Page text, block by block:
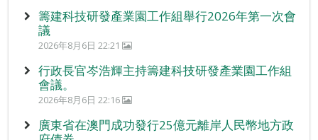
籌建科技研發產業園工作組舉行2026年第一次會
議
2026年8月6日 22:21
行政長官岑浩輝主持籌建科技研發產業園工作組
會議。
2026年8月6日 22:16
廣東省在澳門成功發行25億元離岸人民幣地方政